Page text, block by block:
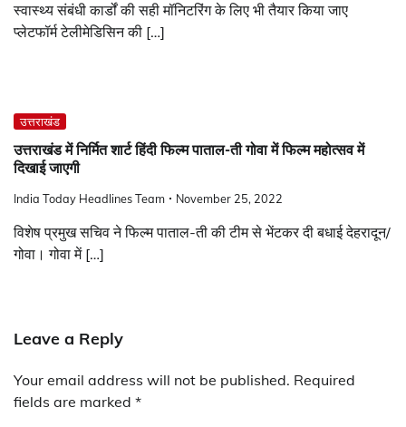
स्वास्थ्य संबंधी कार्डों की सही मॉनिटरिंग के लिए भी तैयार किया जाए
प्लेटफॉर्म टेलीमेडिसिन की […]
उत्तराखंड
उत्तराखंड में निर्मित शार्ट हिंदी फिल्म पाताल-ती गोवा में फिल्म महोत्सव में
दिखाई जाएगी
India Today Headlines Team November 25, 2022
विशेष प्रमुख सचिव ने फिल्म पाताल-ती की टीम से भेंटकर दी बधाई देहरादून/
गोवा। गोवा में […]
Leave a Reply
Your email address will not be published. Required
fields are marked *